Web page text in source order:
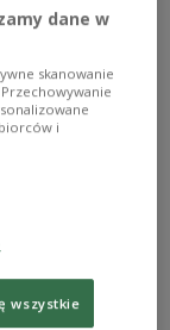
In
verletzt.
die
seien fünf
die einen
dane w
skanowanie
i
wszystkie